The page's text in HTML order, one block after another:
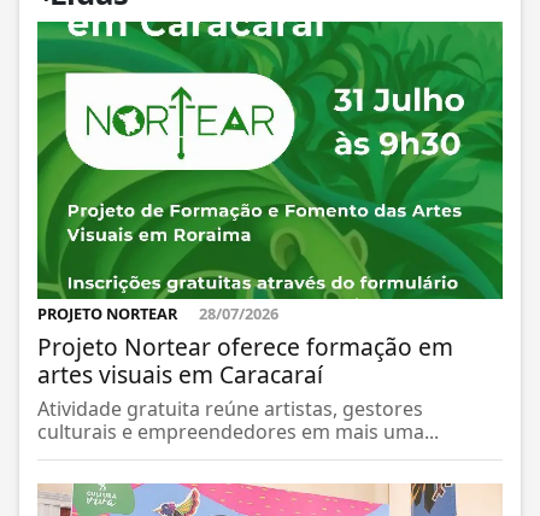
PROJETO NORTEAR 28/07/2026
Projeto Nortear oferece formação em
artes visuais em Caracaraí
Atividade gratuita reúne artistas, gestores
culturais e empreendedores em mais uma...